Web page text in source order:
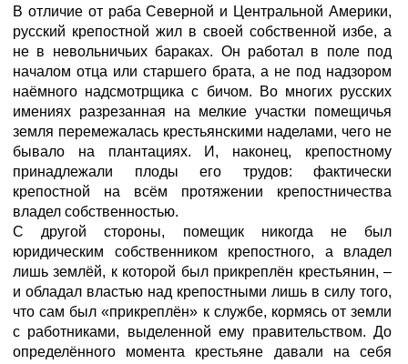
В отличие от раба Северной и Центральной Америки,
русский крепостной жил в своей собственной избе, а
не в невольничьих бараках. Он работал в поле под
началом отца или старшего брата, а не под надзором
наёмного надсмотрщика с бичом. Во многих русских
имениях разрезанная на мелкие участки помещичья
земля перемежалась крестьянскими наделами, чего не
бывало на плантациях. И, наконец, крепостному
принадлежали плоды его трудов: фактически
крепостной на всём протяжении крепостничества
владел собственностью.
С другой стороны, помещик никогда не был
юридическим собственником крепостного, а владел
лишь землёй, к которой был прикреплён крестьянин, –
и обладал властью над крепостными лишь в силу того,
что сам был «прикреплён» к службе, кормясь от земли
с работниками, выделенной ему правительством. До
определённого момента крестьяне давали на себя